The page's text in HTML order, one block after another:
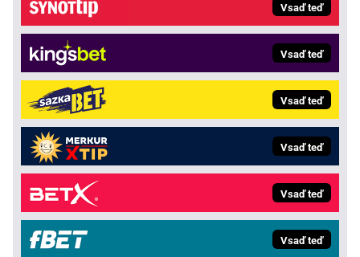
Vsaď teď
Vsaď teď
Vsaď teď
Vsaď teď
Vsaď teď
Vsaď teď